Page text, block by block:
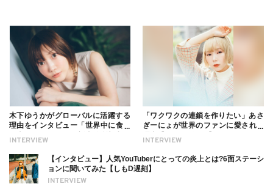
INTERVIEW
木下ゆうかがグローバルに活躍する
理由をインタビュー「世界中に食べ
ついても
INTERVIEW
「ワクワクの連鎖を作りたい」あさ
ぎーにょが世界のファンに愛される
INTERVIEW
【インタビュー】人気YouTuberにとっての炎上とは?6面ステーシ
ョンに聞いてみた【しもD遅刻】